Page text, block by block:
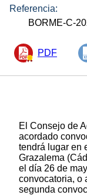
Referencia:
BORME-C-
PDF
El Consejo de
acordado
tendrá lugar en
Grazalema
el día 26 de
convocatoria, o
segunda